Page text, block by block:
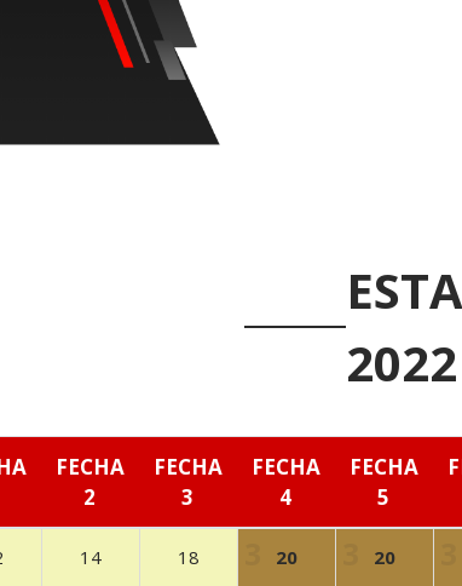
2022
FECHA
2
FECHA
3
FECHA
4
FECHA
5
14 18 20 20